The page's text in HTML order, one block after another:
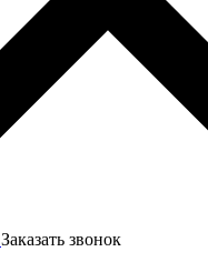
Заказать звонок